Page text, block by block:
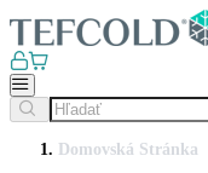
Domovská Stránka